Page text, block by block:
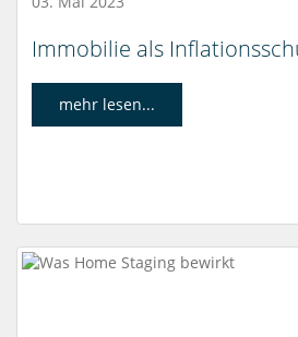
Immobilie als
mehr lesen...